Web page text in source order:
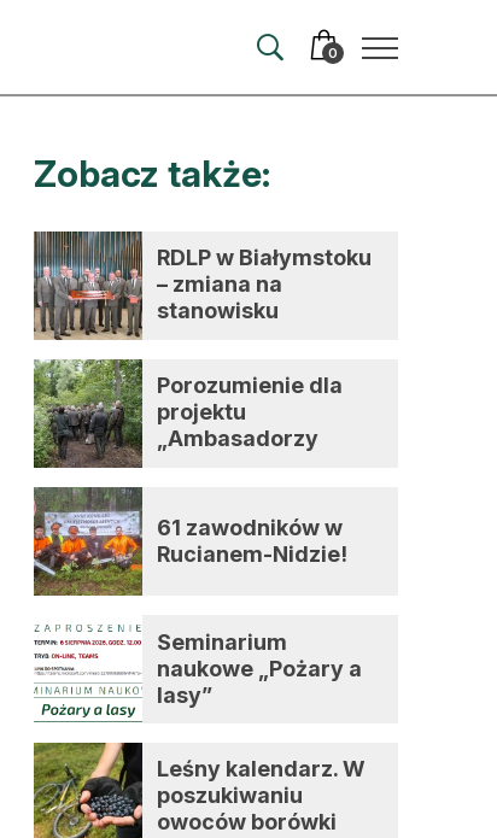
0
Zobacz także:
RDLP w Białymstoku
– zmiana na
stanowisku
Porozumienie dla
projektu
„Ambasadorzy
61 zawodników w
Rucianem-Nidzie!
Seminarium
naukowe „Pożary a
lasy”
Leśny kalendarz. W
poszukiwaniu
owoców borówki